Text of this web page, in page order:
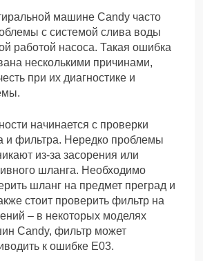
машине Candy часто
с системой слива воды
работой насоса. Такая ошибка
несколькими причинами,
при их диагностике и
начинается с проверки
и фильтра. Нередко проблемы
из-за засорения или
шланга. Необходимо
шланг на предмет преград и
стоит проверить фильтр на
– в некоторых моделях
Candy, фильтр может
к ошибке Е03.